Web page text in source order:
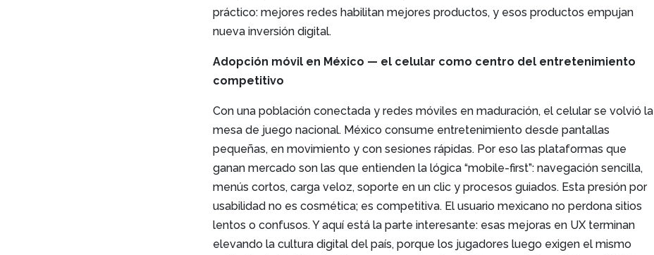
práctico: mejores redes habilitan mejores productos, y esos productos empujan
nueva inversión digital.
Adopción móvil en México — el celular como centro del entretenimiento
competitivo
Con una población conectada y redes móviles en maduración, el celular se volvió la
mesa de juego nacional. México consume entretenimiento desde pantallas
pequeñas, en movimiento y con sesiones rápidas. Por eso las plataformas que
ganan mercado son las que entienden la lógica “mobile-first”: navegación sencilla,
menús cortos, carga veloz, soporte en un clic y procesos guiados. Esta presión por
usabilidad no es cosmética; es competitiva. El usuario mexicano no perdona sitios
lentos o confusos. Y aquí está la parte interesante: esas mejoras en UX terminan
elevando la cultura digital del país, porque los jugadores luego exigen el mismo